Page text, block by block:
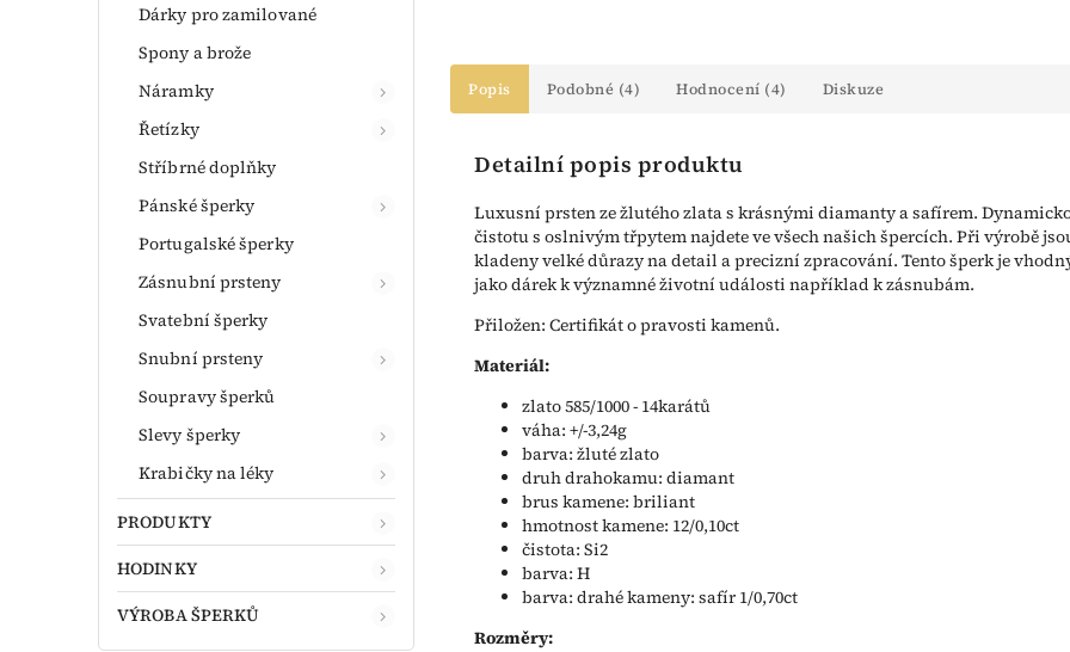
Dárky pro zamilované
Spony a brože
Náramky
Řetízky
Stříbrné doplňky
Pánské šperky
Portugalské šperky
Zásnubní prsteny
Svatební šperky
Snubní prsteny
Soupravy šperků
Slevy šperky
Krabičky na léky
PRODUKTY
HODINKY
VÝROBA ŠPERKŮ
Popis Podobné (4) Hodnocení (4) Diskuze
Detailní popis produktu
Luxusní prsten ze žlutého zlata s krásnými diamanty a safírem.
čistotu s oslnivým třpytem najdete ve všech našich špercích. Při výrobě
kladeny velké důrazy na detail a precizní zpracování. Tento šperk je
jako dárek k významné životní události například k zásnubám.
Přiložen: Certifikát o pravosti kamenů.
Materiál:
zlato 585/1000 - 14karátů
váha: +/-3,24g
barva: žluté zlato
druh drahokamu: diamant
brus kamene: briliant
hmotnost kamene: 12/0,10ct
čistota: Si2
barva: H
barva: drahé kameny: safír 1/0,70ct
Rozměry: